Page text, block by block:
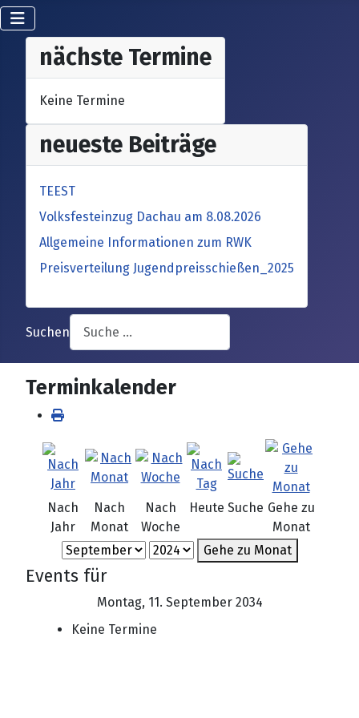
nächste Termine
Keine Termine
neueste Beiträge
TEEST
Volksfesteinzug Dachau am 8.08.2026
Allgemeine Informationen zum RWK
Preisverteilung Jugendpreisschießen_2025
Suchen
Terminkalender
Nach
Jahr
Nach
Monat
Nach
Woche
Heute Suche Gehe zu
Monat
Gehe zu Monat
Events für
Montag, 11. September 2034
Keine Termine